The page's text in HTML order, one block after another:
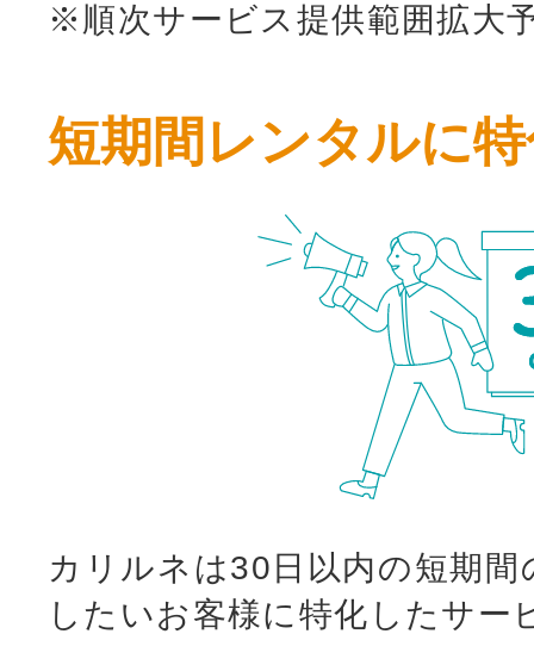
※順次サービス提供範囲拡大
短期間レンタルに
カリルネは30日以内の短期
したいお客様に特化したサー